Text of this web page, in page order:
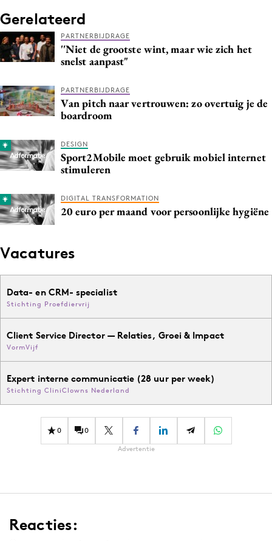
Gerelateerd
PARTNERBIJDRAGE
''Niet de grootste wint, maar wie zich het
snelst aanpast"
PARTNERBIJDRAGE
Van pitch naar vertrouwen: zo overtuig je de
boardroom
DESIGN
Sport2Mobile moet gebruik mobiel internet
stimuleren
DIGITAL TRANSFORMATION
20 euro per maand voor persoonlijke hygiëne
Vacatures
Data- en CRM- specialist
Stichting Proefdiervrij
Client Service Director — Relaties, Groei & Impact
VormVijf
Expert interne communicatie (28 uur per week)
Stichting CliniClowns Nederland
0 0
Advertentie
Reacties: